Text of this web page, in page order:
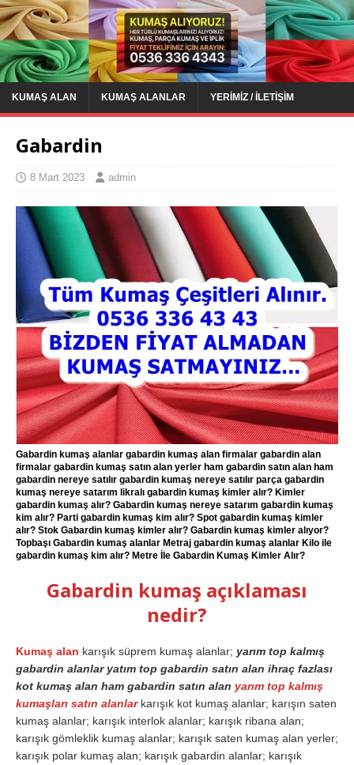
KUMAŞ ALAN KUMAŞ ALANLAR YERIMIZ / İLETIŞIM
Gabardin
8 Mart 2023 admin
Gabardin kumaş alanlar gabardin kumaş alan firmalar gabardin alan
firmalar gabardin kumaş satın alan yerler ham gabardin satın alan ham
gabardin nereye satılır gabardin kumaş nereye satılır parça gabardin
kumaş nereye satarım likralı gabardin kumaş kimler alır? Kimler
gabardin kumaş alır? Gabardin kumaş nereye satarım gabardin kumaş
kim alır? Parti gabardin kumaş kim alır? Spot gabardin kumaş kimler
alır? Stok Gabardin kumaş kimler alır? Gabardin kumaş kimler alıyor?
Topbaşı Gabardin kumaş alanlar Metraj gabardin kumaş alanlar Kilo ile
gabardin kumaş kim alır? Metre İle Gabardin Kumaş Kimler Alır?
Gabardin kumaş açıklaması
nedir?
Kumaş alan karışık süprem kumaş alanlar; yarım top kalmış
gabardin alanlar yatım top gabardin satın alan ihraç fazlası
kot kumaş alan ham gabardin satın alan yarım top kalmış
kumaşları satın alanlar karışık kot kumaş alanlar; karışın saten
kumaş alanlar; karışık interlok alanlar; karışık ribana alan;
karışık gömleklik kumaş alanlar; karışık saten kumaş alan yerler;
karışık polar kumaş alan; karışık gabardin alanlar; karışık